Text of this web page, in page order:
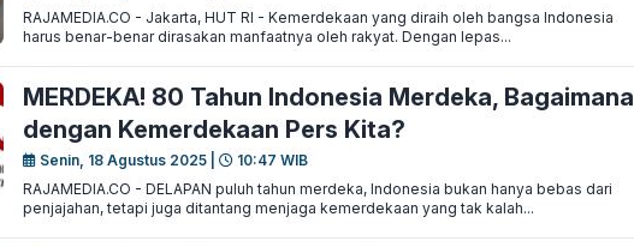
RAJAMEDIA.CO - Jakarta, HUT RI - Kemerdekaan yang diraih oleh bangsa Indonesia
harus benar-benar dirasakan manfaatnya oleh rakyat. Dengan lepas...
MERDEKA! 80 Tahun Indonesia Merdeka, Bagaimana
dengan Kemerdekaan Pers Kita?
Senin, 18 Agustus 2025 |
10:47 WIB
RAJAMEDIA.CO - DELAPAN puluh tahun merdeka, Indonesia bukan hanya bebas dari
penjajahan, tetapi juga ditantang menjaga kemerdekaan yang tak kalah...